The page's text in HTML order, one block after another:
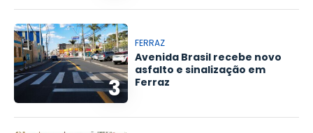
3
FERRAZ
Avenida Brasil recebe novo
asfalto e sinalização em
Ferraz